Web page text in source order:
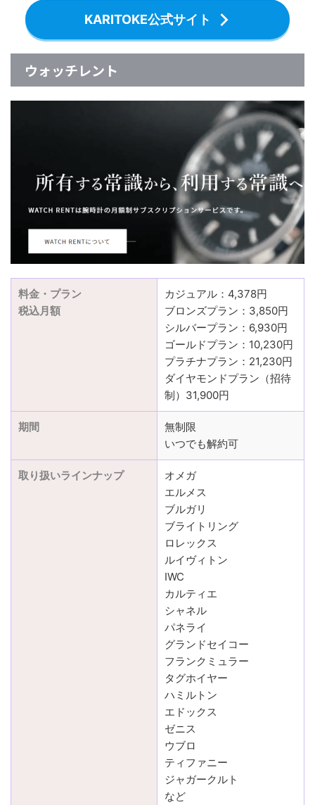
KARITOKE公式サイト
ウォッチレント
料金・プラン
税込月額
カジュアル：4,378円
ブロンズプラン：3,850円
シルバープラン：6,930円
ゴールドプラン：10,230円
プラチナプラン：21,230円
ダイヤモンドプラン（招待
制）31,900円
期間
無制限
いつでも解約可
取り扱いラインナップ
オメガ
エルメス
ブルガリ
ブライトリング
ロレックス
ルイヴィトン
IWC
カルティエ
シャネル
パネライ
グランドセイコー
フランクミュラー
タグホイヤー
ハミルトン
エドックス
ゼニス
ウブロ
ティファニー
ジャガークルト
など